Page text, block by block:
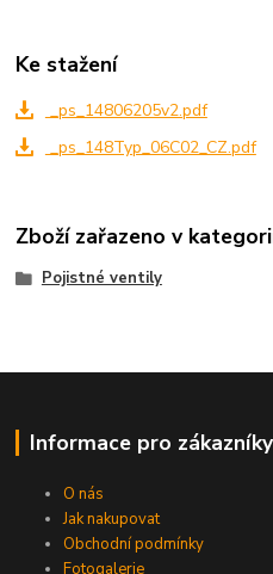
Ke stažení
_ps_14806205v2.pdf
_ps_148Typ_06C02_CZ.pdf
Zboží zařazeno v
Pojistné ventily
Informace pro zákazníky
O nás
Jak nakupovat
Obchodní podmínky
Fotogalerie